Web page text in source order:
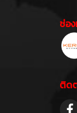
ช่อ
ติด